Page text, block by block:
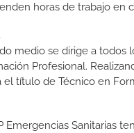
horas de trabajo en
medio se dirige a
Profesional.
título de Técnico en
Emergencias Sanitarias